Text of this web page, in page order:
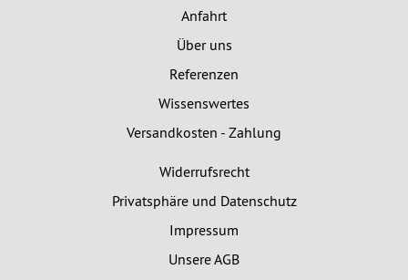
Anfahrt
Über uns
Referenzen
Wissenswertes
Versandkosten - Zahlung
Widerrufsrecht
Privatsphäre und Datenschutz
Impressum
Unsere AGB